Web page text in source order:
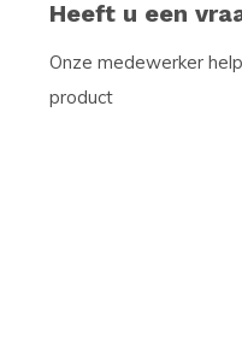
Heeft u een
Onze medewerker
product